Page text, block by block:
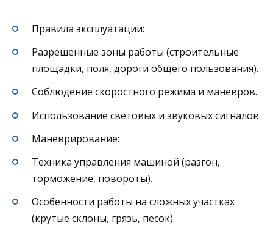
Правила эксплуатации:
Разрешенные зоны работы (строительные
площадки, поля, дороги общего пользования).
Соблюдение скоростного режима и маневров.
Использование световых и звуковых сигналов.
Маневрирование:
Техника управления машиной (разгон,
торможение, повороты).
Особенности работы на сложных участках
(крутые склоны, грязь, песок).